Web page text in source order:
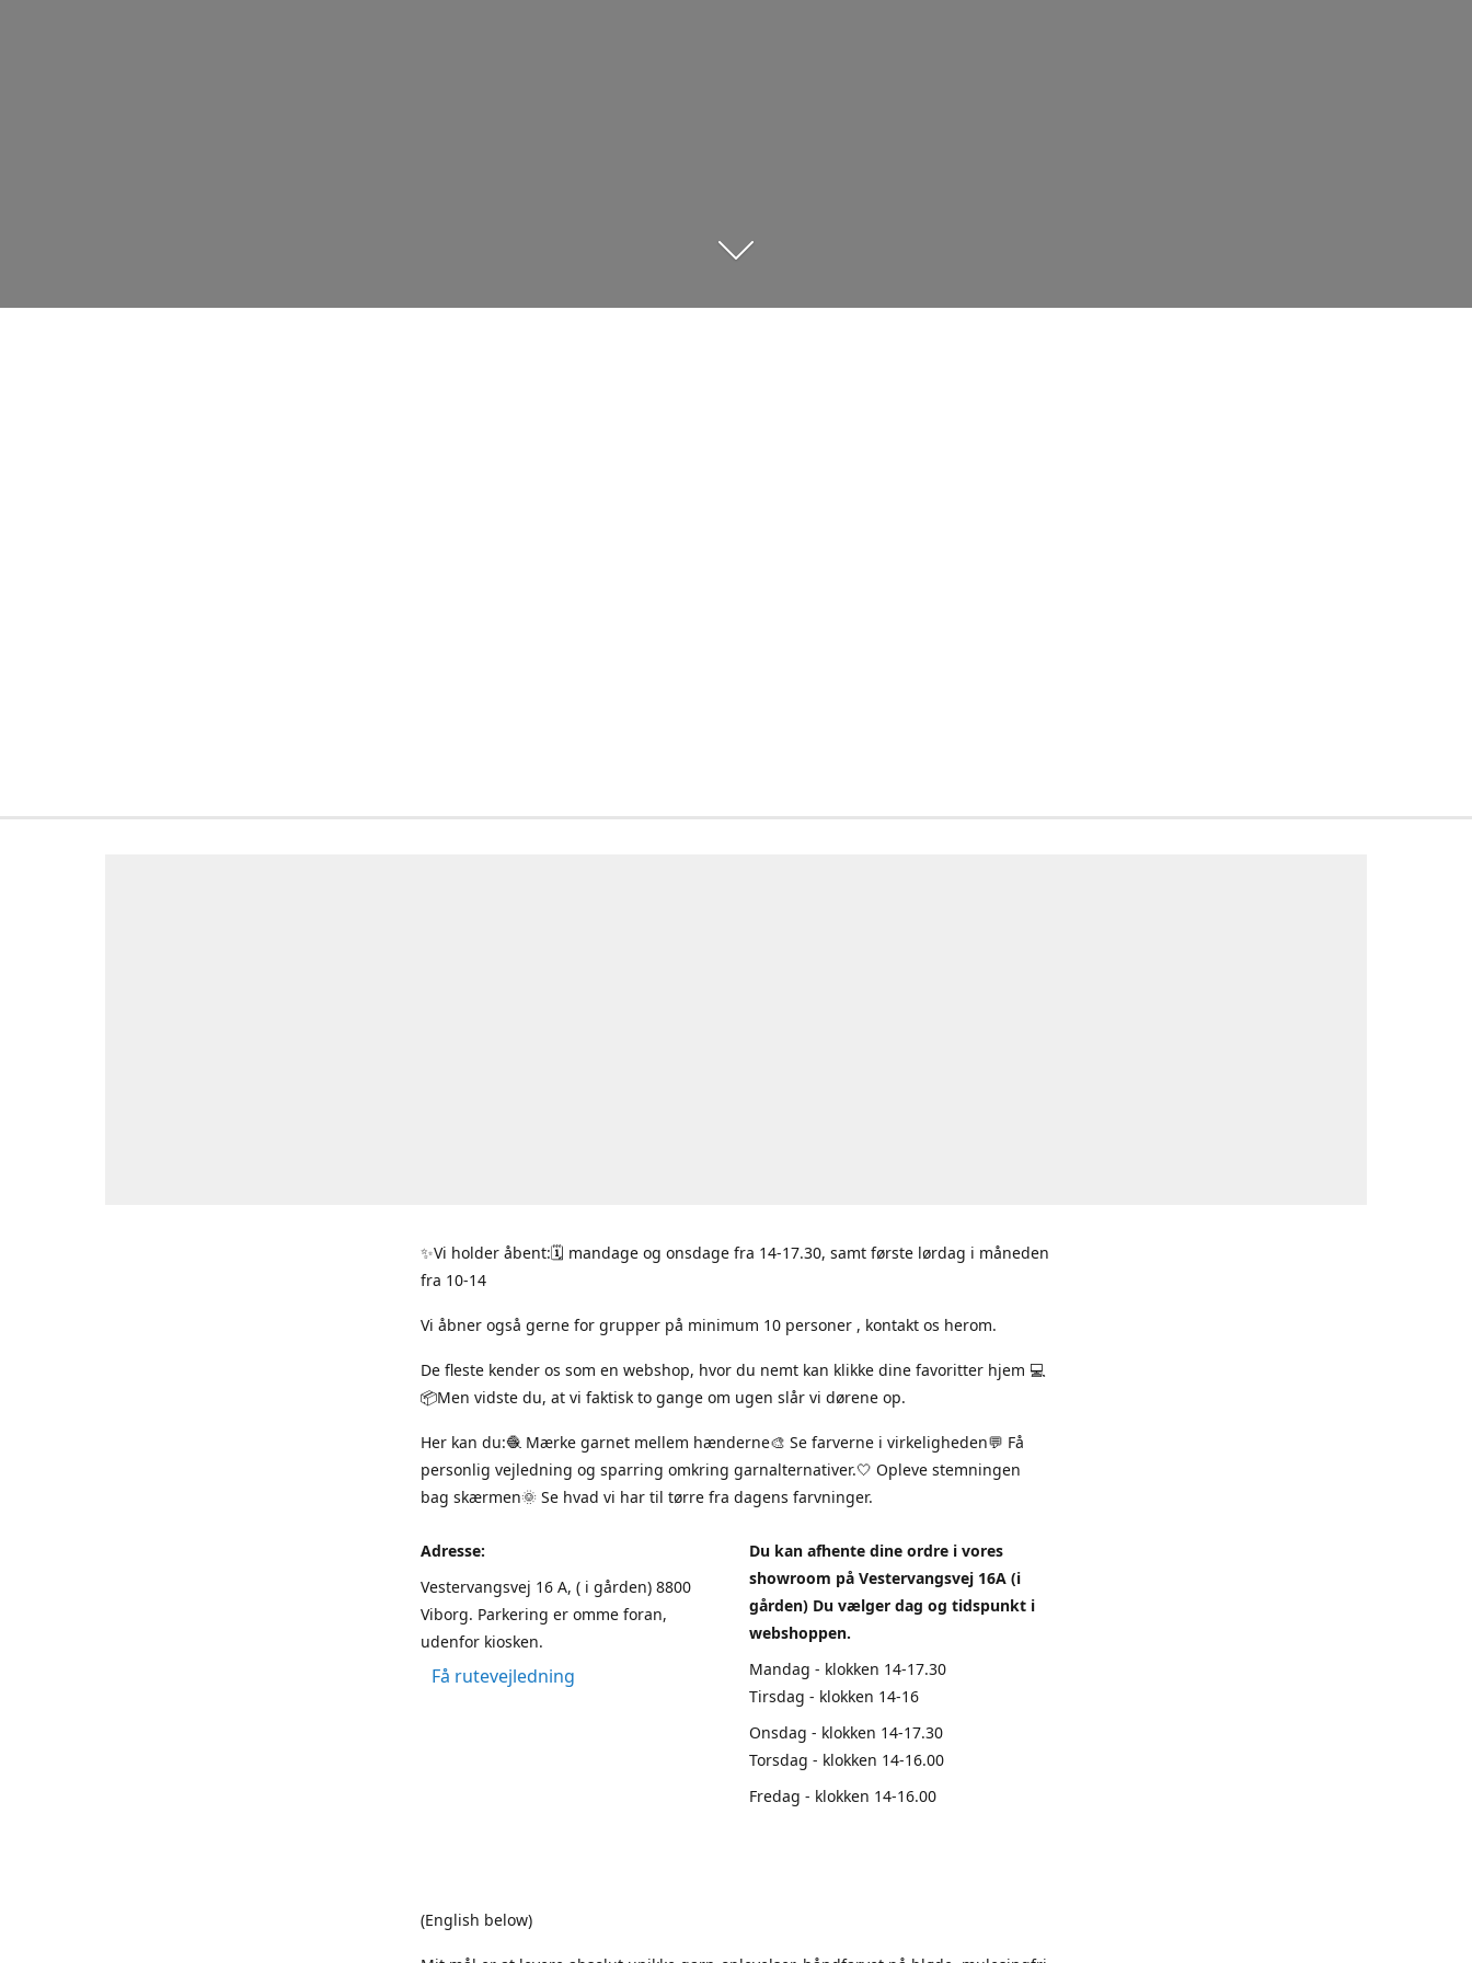
✨Vi holder åbent:🗓 mandage og onsdage fra 14-17.30, samt første lørdag i måneden
fra 10-14
Vi åbner også gerne for grupper på minimum 10 personer , kontakt os herom.
De fleste kender os som en webshop, hvor du nemt kan klikke dine favoritter hjem 💻
📦Men vidste du, at vi faktisk to gange om ugen slår vi dørene op.
Her kan du:🧶 Mærke garnet mellem hænderne🎨 Se farverne i virkeligheden💬 Få
personlig vejledning og sparring omkring garnalternativer.🤍 Opleve stemningen
bag skærmen🌞 Se hvad vi har til tørre fra dagens farvninger.
Adresse:
Vestervangsvej 16 A, ( i gården) 8800
Viborg. Parkering er omme foran,
udenfor kiosken.
Få rutevejledning
Du kan afhente dine ordre i vores
showroom på Vestervangsvej 16A (i
gården) Du vælger dag og tidspunkt i
webshoppen.
Mandag - klokken 14-17.30
Tirsdag - klokken 14-16
Onsdag - klokken 14-17.30
Torsdag - klokken 14-16.00
Fredag - klokken 14-16.00
(English below)